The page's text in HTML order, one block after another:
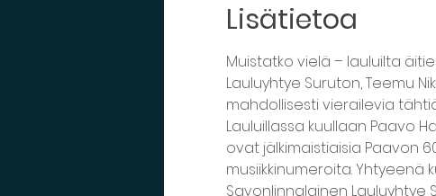
Lisätietoa
Muistatko vielä – lauluilta
Lauluyhtye Suruton, Teemu
mahdollisesti vierailevia
Lauluillassa kuullaan Paavo
ovat jälkimaistiaisia Paavon
musiikkinumeroita. Yhtyeenä
Savonlinnalainen